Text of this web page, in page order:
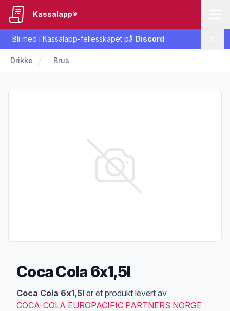
Bli med i Kassalapp-fellesskapet på Discord
Kassalapp®
Drikke Brus
Coca Cola 6x1,5l
Produktbeskrivelse
Coca Cola 6x1,5l er et produkt levert av
COCA-COLA EUROPACIFIC PARTNERS NORGE